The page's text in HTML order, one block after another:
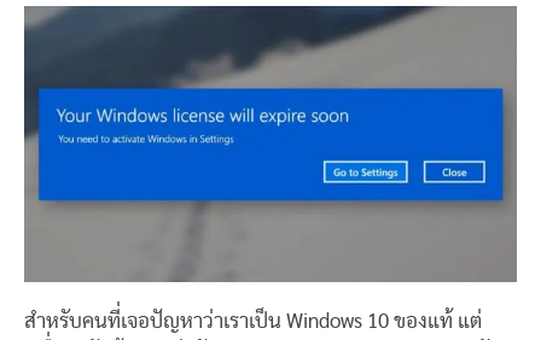
สำหรับคนที่เจอปัญหาว่าเราเป็น Windows 10 ของแท้ แต่